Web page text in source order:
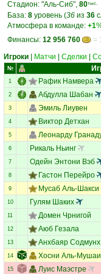
Стадион: "Аль-Сиб", 80тыс.
База: 8 уровень (36 из 36
Атмосфера в команде: +1
Финансы: 12 956 760 =
Игроки Матчи Сделки
№
1 Рафик Намвера
2 Абдулла Шабан
3 Эмиль Лиувен
4 Виктор Детхан
5 Леонарду
6 Рикаль Ньинг
7 Одейн Энтони Вэб
8 Гастон Перейро
9 Мусаб Аль-Шакси
10 Гулям Шаких
11 Домен Чрнигой
12 Аюб Гезала
13 Анхбаяр Содмунх
14 Хосни Аль-
15 Луис Маэстре